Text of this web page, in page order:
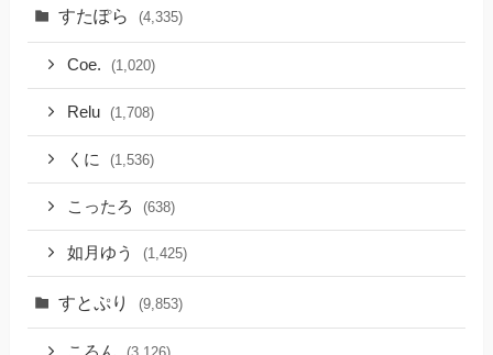
すたぽら (4,335)
Coe. (1,020)
Relu (1,708)
くに (1,536)
こったろ (638)
如月ゆう (1,425)
すとぷり (9,853)